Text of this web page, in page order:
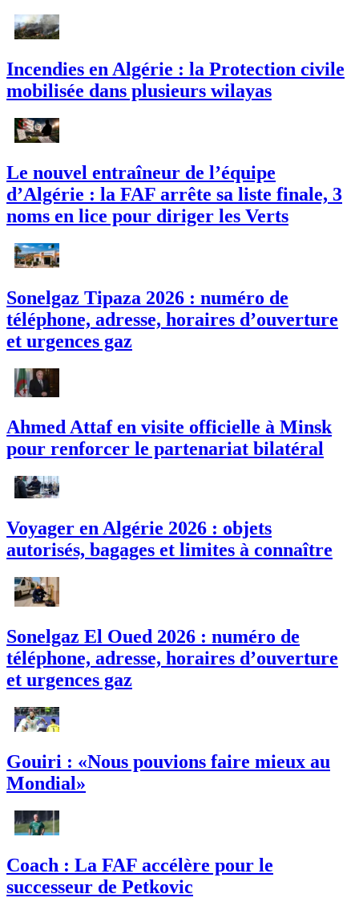
Incendies en Algérie : la Protection civile
mobilisée dans plusieurs wilayas
Le nouvel entraîneur de l’équipe
d’Algérie : la FAF arrête sa liste finale, 3
noms en lice pour diriger les Verts
Sonelgaz Tipaza 2026 : numéro de
téléphone, adresse, horaires d’ouverture
et urgences gaz
Ahmed Attaf en visite officielle à Minsk
pour renforcer le partenariat bilatéral
Voyager en Algérie 2026 : objets
autorisés, bagages et limites à connaître
Sonelgaz El Oued 2026 : numéro de
téléphone, adresse, horaires d’ouverture
et urgences gaz
Gouiri : «Nous pouvions faire mieux au
Mondial»
Coach : La FAF accélère pour le
successeur de Petkovic